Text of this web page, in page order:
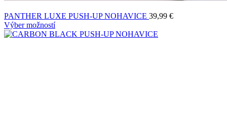
PANTHER LUXE PUSH-UP NOHAVICE 39,99 €
Výber možností